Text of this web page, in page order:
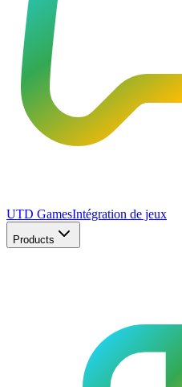
UTD GamesIntégration de jeux
Products